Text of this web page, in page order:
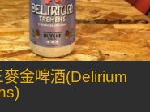
麥金啤酒(Delirium